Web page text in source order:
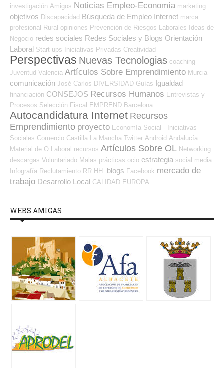
investigación Amigos Noticias Empleo-Economía marketing
objetivos Discapacidad Búsqueda de Empleo Internet marca
profesional Rural opiniones Prevención de Riesgos Laborales
Ideas de
Negocio redes sociales Redes Sociales y Blogs Orientación
Laboral Start-ups Iniciativas Privadas Creatividad
Perspectivas Nuevas Tecnologias coaching
Juventud Valencia Artículos Sobre Emprendimiento Murcia
comunicación José Carlos DIVERSIDAD Guías Igualdad
financiación CONSEJOS Recursos Humanos Entrevistas y
Procesos Selección Fiscal EMPREND Barcelona
Autocandidatura Internet Recursos
Emprendimiento proyecto Economía Social - Iniciativas
Sociales Comercio Castilla La Mancha Twitter Android Andalucía
Material de O.Laboral recursos Artículos Sobre OL Networking
descargas Voluntariado Malas prácticas ocio estrategia social media
Infografía Reclutamiento RR.HH. blogs Facebook mercado de
trabajo Desarrollo Local CALIDAD EUROPA
WEBS AMIGAS